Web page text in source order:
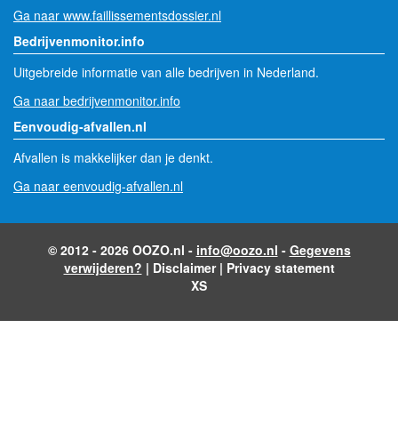
Ga naar www.faillissementsdossier.nl
Bedrijvenmonitor.info
Uitgebreide informatie van alle bedrijven in Nederland.
Ga naar bedrijvenmonitor.info
Eenvoudig-afvallen.nl
Afvallen is makkelijker dan je denkt.
Ga naar eenvoudig-afvallen.nl
© 2012 - 2026 OOZO.nl - info@oozo.nl - Gegevens
verwijderen? | Disclaimer| Privacy statement
XS